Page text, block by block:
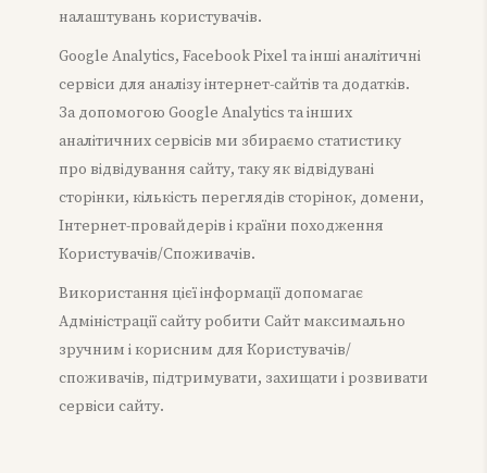
налаштувань користувачів.
Google Analytics, Facebook Pixel та інші аналітичні
сервіси для аналізу інтернет-сайтів та додатків.
За допомогою Google Analytics та інших
аналітичних сервісів ми збираємо статистику
про відвідування сайту, таку як відвідувані
сторінки, кількість переглядів сторінок, домени,
Інтернет-провайдерів і країни походження
Користувачів/Споживачів.
Використання цієї інформації допомагає
Адміністрації сайту робити Сайт максимально
зручним і корисним для Користувачів/
споживачів, підтримувати, захищати і розвивати
сервіси сайту.